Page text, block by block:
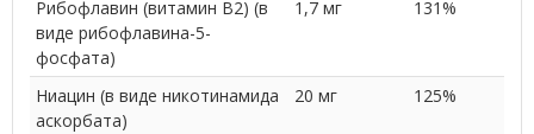
Рибофлавин (витамин B2) (в
виде рибофлавина-5-
фосфата)
1,7 мг 131%
Ниацин (в виде никотинамида
аскорбата)
20 мг 125%